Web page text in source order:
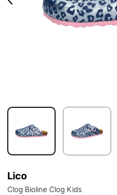
Lico
Clog Bioline Clog Kids